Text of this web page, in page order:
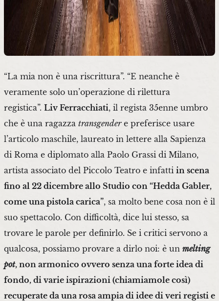
“La mia non è una riscrittura”. “E neanche è
veramente solo un’operazione di rilettura
registica”. Liv Ferracchiati, il regista 35enne umbro
che è una ragazza transgendere preferisce usare
l’articolo maschile, laureato in lettere alla Sapienza
di Roma e diplomato alla Paolo Grassi di Milano,
artista associato del Piccolo Teatro e infatti in scena
fino al 22 dicembre allo Studio con “Hedda Gabler,
come una pistola carica”, sa molto bene cosa non è il
suo spettacolo. Con difficoltà, dice lui stesso, sa
trovare le parole per definirlo. Se i critici servono a
qualcosa, possiamo provare a dirlo noi: è un melting
pot, non armonico ovvero senza una forte idea di
fondo, di varie ispirazioni (chiamiamole così)
recuperate da una rosa ampia di idee di veri registi e